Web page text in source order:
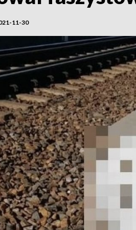
11-30